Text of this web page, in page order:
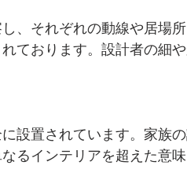
、それぞれの動線や居場
ております。設計者の細
設置されています。家族
るインテリアを超えた意